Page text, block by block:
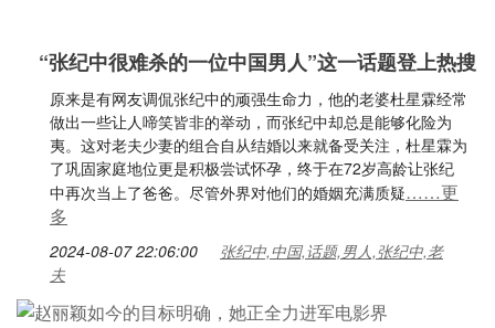
“张纪中很难杀的一位中国男人”这一话题登上热搜
原来是有网友调侃张纪中的顽强生命力，他的老婆杜星霖经常
做出一些让人啼笑皆非的举动，而张纪中却总是能够化险为
夷。这对老夫少妻的组合自从结婚以来就备受关注，杜星霖为
了巩固家庭地位更是积极尝试怀孕，终于在72岁高龄让张纪
中再次当上了爸爸。尽管外界对他们的婚姻充满质疑……更
多
2024-08-07 22:06:00
张纪中,中国,话题,男人,张纪中,老
夫